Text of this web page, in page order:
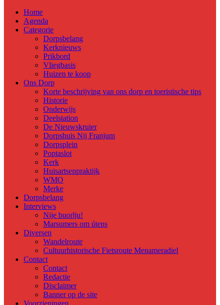
Home
Agenda
Categorie
Dorpsbelang
Kerknieuws
Prikbord
Vliegbasis
Huizen te koop
Ons Dorp
Korte beschrijving van ons dorp en toeristische tips
Historie
Onderwijs
Deelstation
De Nieuwskruier
Dorpshuis Nij Franjum
Dorpsplein
Poptaslot
Kerk
Huisartsenpraktijk
WMO
Merke
Dorpsbelang
Interviews
Nije buorlju!
Marsumers om útens
Diversen
Wandelroute
Cultuurhistorische Fietsroute Menameradiel
Contact
Contact
Redactie
Disclaimer
Banner op de site
Voorzieningen